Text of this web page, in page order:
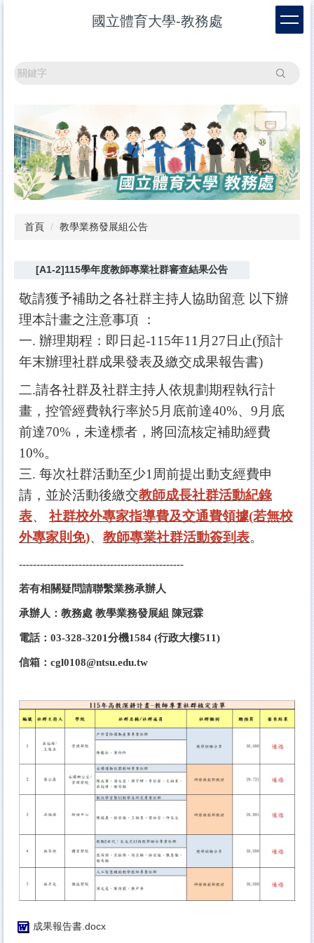
國立體育大學-教務處
搜尋
首頁 教學業務發展組公告
[A1-2]115學年度教師專業社群審查結果公告
敬請獲予補助之各社群主持人協助留意 以下辦
理本計畫之注意事項 ：
一. 辦理期程：即日起-115年11月27日止(預計
年末辦理社群成果發表及繳交成果報告書)
二.請各社群及社群主持人依規劃期程執行計
畫，控管經費執行率於5月底前達40%、9月底
前達70%，未達標者，將回流核定補助經費
10%。
三. 每次社群活動至少1周前提出動支經費申
請，並於活動後繳交教師成長社群活動紀錄
表、 社群校外專家指導費及交通費領據(若無校
外專家則免)、 教師專業社群活動簽到表。
-----------------------------------------------
若有相關疑問請聯繫業務承辦人
承辦人：教務處 教學業務發展組 陳冠霖
電話：03-328-3201分機1584 (行政大樓511)
信箱：cgl0108@ntsu.edu.tw
成果報告書.docx